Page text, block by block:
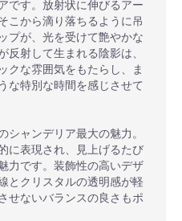
です。放射状に伸びるアー
こから滴り落ちるように吊
プが、光を受けて艶やかな
反射して生まれる陰影は、
クな雰囲気をもたらし、ま
な特別な時間を感じさせて
シャンデリア最大の魅力。
に表現され、見上げるたび
力です。装飾性の高いデザ
とクリスタルの透明感が軽
せないバランスの良さもポ